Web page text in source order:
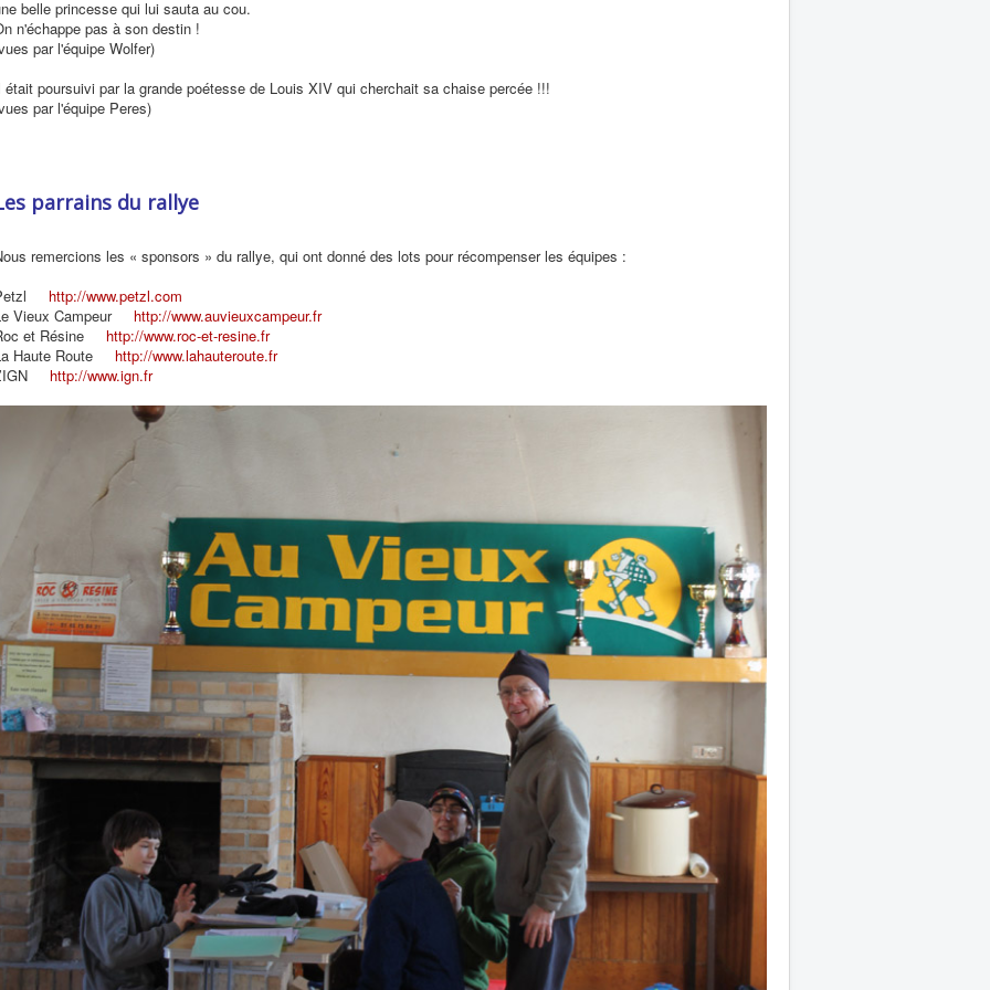
belle princesse qui lui sauta au cou.
n'échappe pas à son destin !
par l'équipe Wolfer)
était poursuivi par la grande poétesse de Louis XIV qui cherchait sa chaise percée !!!
par l'équipe Peres)
parrains du rallye
remercions les « sponsors » du rallye, qui ont donné des lots pour récompenser les équipes :
http://www.petzl.com
Vieux Campeur http://www.auvieuxcampeur.fr
et Résine http://www.roc-et-resine.fr
Haute Route http://www.lahauteroute.fr
http://www.ign.fr